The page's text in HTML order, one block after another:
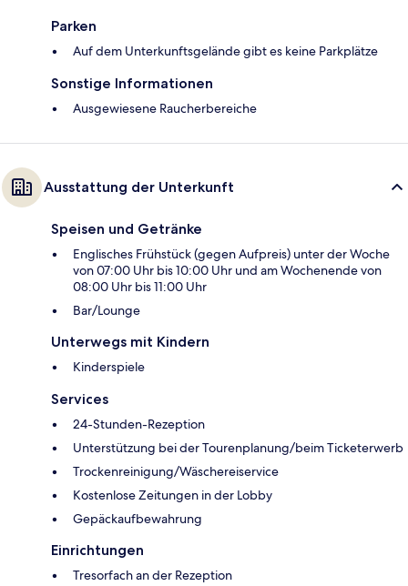
Parken
Auf dem Unterkunftsgelände gibt es keine Parkplätze
Sonstige Informationen
Ausgewiesene Raucherbereiche
Ausstattung der Unterkunft
Speisen und Getränke
Englisches Frühstück (gegen Aufpreis) unter der Woche
von 07:00 Uhr bis 10:00 Uhr und am Wochenende von
08:00 Uhr bis 11:00 Uhr
Bar/Lounge
Unterwegs mit Kindern
Kinderspiele
Services
24-Stunden-Rezeption
Unterstützung bei der Tourenplanung/beim Ticketerwerb
Trockenreinigung/Wäschereiservice
Kostenlose Zeitungen in der Lobby
Gepäckaufbewahrung
Einrichtungen
Tresorfach an der Rezeption